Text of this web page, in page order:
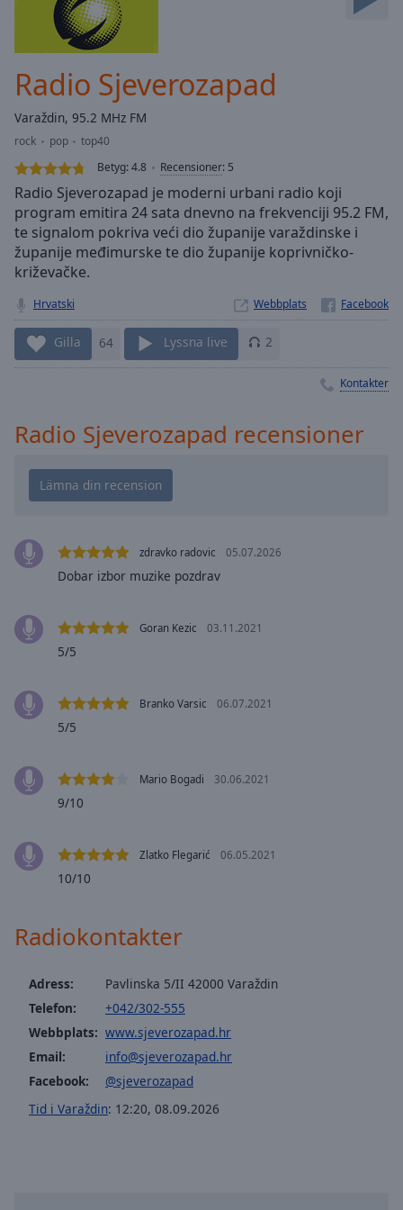
Mute
Current
Time0:00
-:-
Loaded :
0.00%
Stream
TypeLIVE
Seek to
live,
currently
behind
Remaining
Time-
Chapters
descriptions
Subtitles
opens
subtitles
subtitles
,
Audio
Track
Picture
modal
window.
Radio Sjeverozapad
Varaždin, 95.2 MHz FM
rock pop
top40
Betyg:4.8 Recensioner: 5
Radio Sjeverozapad je moderni urbani radio koji
program emitira 24 sata dnevno na frekvenciji 95.2 FM,
te signalom pokriva veći dio županije varaždinske i
županije međimurske te dio županije koprivničko-
križevačke.
Hrvatski Webbplats
Gilla 64 Lyssna live 2
Kontakter
Radio Sjeverozapad recensioner
zdravko radovic 05.07.2026
Dobar izbor muzike pozdrav
Goran Kezic 03.11.2021
5/5
Branko Varsic 06.07.2021
5/5
Mario Bogadi 30.06.2021
9/10
Zlatko Flegarić 06.05.2021
10/10
Radiokontakter
Adress:
Pavlinska 5/II 42000 Varaždin
Telefon:
+042/302-555
Webbplats: www.sjeverozapad.hr
Email:
info@sjeverozapad.hr
Facebook:
@sjeverozapad
Tid i Varaždin: 12:20, 08.09.2026